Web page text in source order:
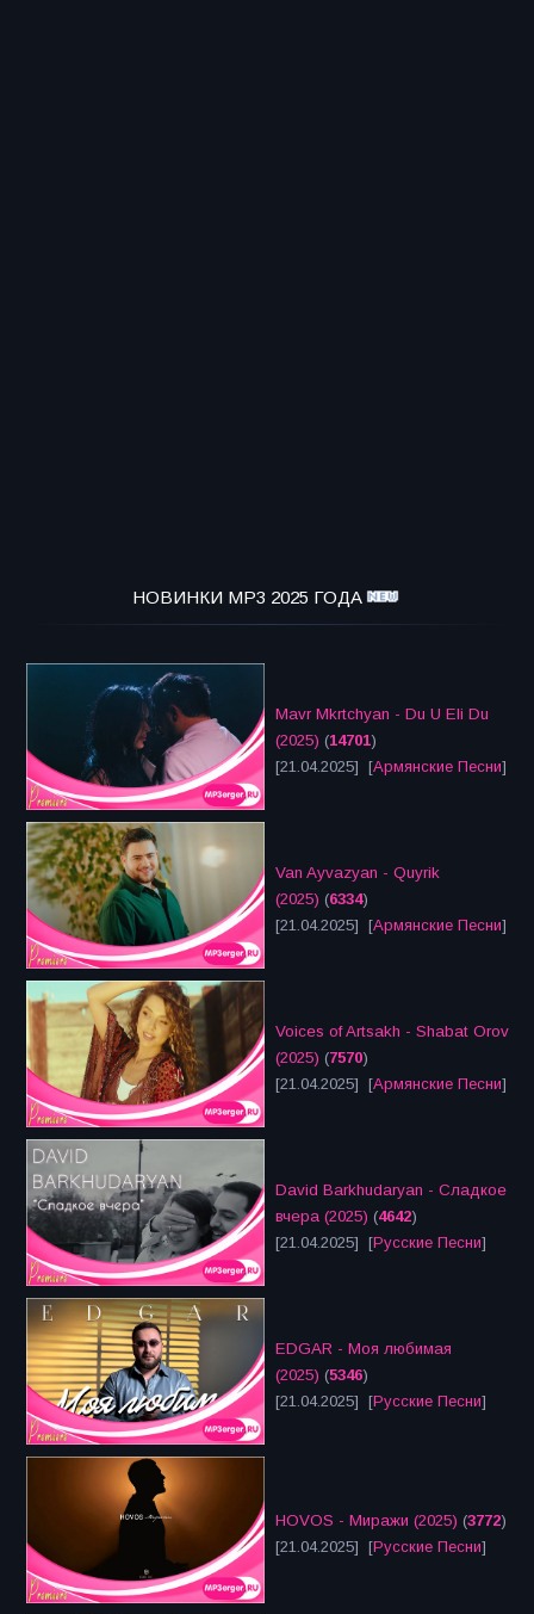
НОВИНКИ MP3 2025 ГОДА
Mavr Mkrtchyan - Du U Eli Du
(2025) (14701)
[21.04.2025] [Армянские Песни]
Van Ayvazyan - Quyrik
(2025) (6334)
[21.04.2025] [Армянские Песни]
Voices of Artsakh - Shabat Orov
(2025) (7570)
[21.04.2025] [Армянские Песни]
David Barkhudaryan - Сладкое
вчера (2025) (4642)
[21.04.2025] [Русские Песни]
EDGAR - Моя любимая
(2025) (5346)
[21.04.2025] [Русские Песни]
HOVOS - Миражи (2025) (3772)
[21.04.2025] [Русские Песни]